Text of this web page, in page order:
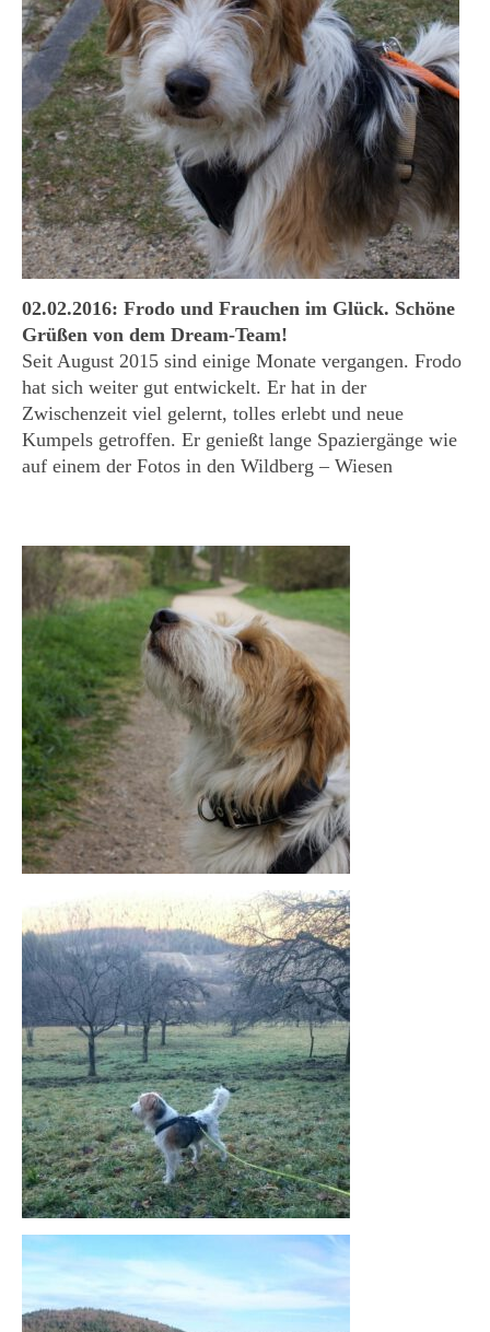
02.02.2016: Frodo und Frauchen im Glück. Schöne
Grüßen von dem Dream-Team!
Seit August 2015 sind einige Monate vergangen. Frodo
hat sich weiter gut entwickelt. Er hat in der
Zwischenzeit viel gelernt, tolles erlebt und neue
Kumpels getroffen. Er genießt lange Spaziergänge wie
auf einem der Fotos in den Wildberg – Wiesen